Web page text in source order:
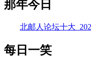
那年今日
北邮人论坛十大
每日一笑